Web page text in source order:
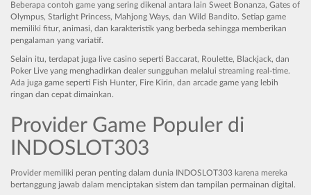
Beberapa contoh game yang sering dikenal antara lain Sweet Bonanza, Gates of
Olympus, Starlight Princess, Mahjong Ways, dan Wild Bandito. Setiap game
memiliki fitur, animasi, dan karakteristik yang berbeda sehingga memberikan
pengalaman yang variatif.
Selain itu, terdapat juga live casino seperti Baccarat, Roulette, Blackjack, dan
Poker Live yang menghadirkan dealer sungguhan melalui streaming real-time.
Ada juga game seperti Fish Hunter, Fire Kirin, dan arcade game yang lebih
ringan dan cepat dimainkan.
Provider Game Populer di
INDOSLOT303
Provider memiliki peran penting dalam dunia INDOSLOT303 karena mereka
bertanggung jawab dalam menciptakan sistem dan tampilan permainan digital.